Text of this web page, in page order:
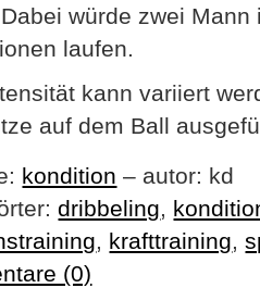
würde zwei Mann
laufen.
kann variiert
auf dem Ball
kondition – autor: kd
dribbeling,
, krafttraining,
(0)